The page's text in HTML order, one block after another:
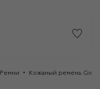
Ремни Кожаный ремень